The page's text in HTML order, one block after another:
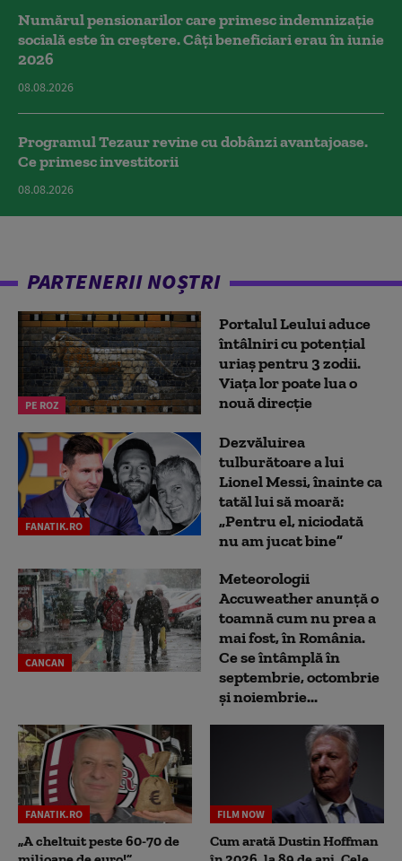
Numărul pensionarilor care primesc indemnizaţie
socială este în creștere. Câți beneficiari erau în iunie
2026
08.08.2026
Programul Tezaur revine cu dobânzi avantajoase.
Ce primesc investitorii
08.08.2026
PARTENERII NOȘTRI
PE ROZ
Portalul Leului aduce
întâlniri cu potențial
uriaș pentru 3 zodii.
Viața lor poate lua o
nouă direcție
FANATIK.RO
Dezvăluirea
tulburătoare a lui
Lionel Messi, înainte ca
tatăl lui să moară:
„Pentru el, niciodată
nu am jucat bine”
CANCAN
Meteorologii
Accuweather anunță o
toamnă cum nu prea a
mai fost, în România.
Ce se întâmplă în
septembrie, octombrie
și noiembrie...
FANATIK.RO
„A cheltuit peste 60-70 de
FILM NOW
Cum arată Dustin Hoffman